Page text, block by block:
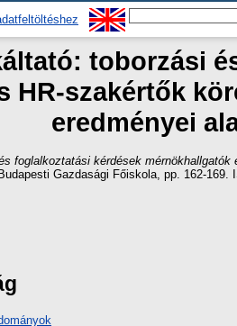
toborzási
HR-szakértők
eredményei
foglalkoztatási kérdések
Gazdasági Főiskola, pp. 162-169.